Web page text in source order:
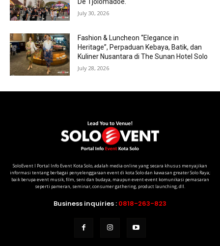
De Tjolomadoe.
July 30, 2026
Fashion & Luncheon “Elegance in
Heritage”, Perpaduan Kebaya, Batik, dan
Kuliner Nusantara di The Sunan Hotel Solo
July 28, 2026
SoloEvent I Portal Info Event Kota Solo, adalah media online yang secara khusus menyajikan
informasi tentang berbagai penyelenggaraan event di kota Solo dan kawasan greater Solo Raya;
baik berupa event musik, film, seni dan budaya, maupun event-event komunikasi pemasaran
seperti pameran, seminar, consumer gathering, product launching, dll.
Business inquiries : 0818-263-823